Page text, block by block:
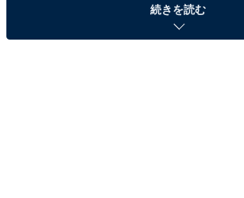
続きを読む